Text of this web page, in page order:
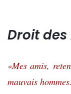
Droit des
«Mes amis,
mauvais